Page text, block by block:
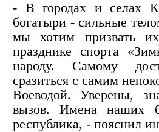
- В городах и селах
богатыри - сильные
мы хотим призвать
празднике спорта
народу. Самому
сразиться с самим
Воеводой. Уверены,
вызов. Имена наших
республика, - пояснил